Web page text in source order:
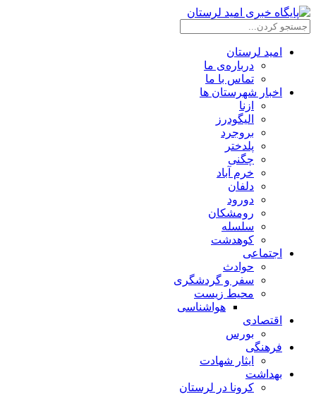
امید لرستان
درباره‌ی ما
تماس با ما
اخبار شهرستان ها
ازنا
الیگودرز
بروجرد
پلدختر
چگنی
خرم آباد
دلفان
دورود
رومشکان
سلسله
کوهدشت
اجتماعی
حوادث
سفر و گردشگری
محیط زیست
هواشناسی
اقتصادی
بورس
فرهنگی
ایثار شهادت
بهداشت
کرونا در لرستان